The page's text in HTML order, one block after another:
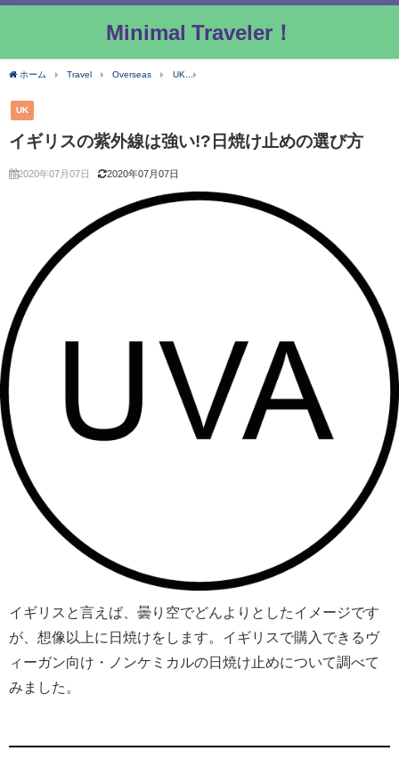
Minimal Traveler！
ホーム Travel Overseas UK
UK
イギリスの紫外線は強い!?日焼け止めの選び方
2020年07月07日 2020年07月07日
イギリスと言えば、曇り空でどんよりとしたイメージです
が、想像以上に日焼けをします。イギリスで購入できるヴ
ィーガン向け・ノンケミカルの日焼け止めについて調べて
みました。